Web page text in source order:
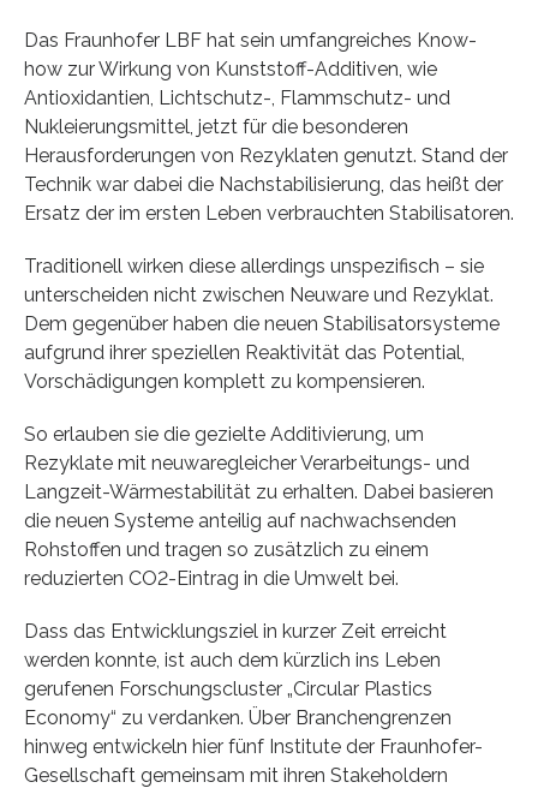
Das Fraunhofer LBF hat sein umfangreiches Know-
how zur Wirkung von Kunststoff-Additiven, wie
Antioxidantien, Lichtschutz-, Flammschutz- und
Nukleierungsmittel, jetzt für die besonderen
Herausforderungen von Rezyklaten genutzt. Stand der
Technik war dabei die Nachstabilisierung, das heißt der
Ersatz der im ersten Leben verbrauchten Stabilisatoren.
Traditionell wirken diese allerdings unspezifisch – sie
unterscheiden nicht zwischen Neuware und Rezyklat.
Dem gegenüber haben die neuen Stabilisatorsysteme
aufgrund ihrer speziellen Reaktivität das Potential,
Vorschädigungen komplett zu kompensieren.
So erlauben sie die gezielte Additivierung, um
Rezyklate mit neuwaregleicher Verarbeitungs- und
Langzeit-Wärmestabilität zu erhalten. Dabei basieren
die neuen Systeme anteilig auf nachwachsenden
Rohstoffen und tragen so zusätzlich zu einem
reduzierten CO2-Eintrag in die Umwelt bei.
Dass das Entwicklungsziel in kurzer Zeit erreicht
werden konnte, ist auch dem kürzlich ins Leben
gerufenen Forschungscluster „Circular Plastics
Economy“ zu verdanken. Über Branchengrenzen
hinweg entwickeln hier fünf Institute der Fraunhofer-
Gesellschaft gemeinsam mit ihren Stakeholdern